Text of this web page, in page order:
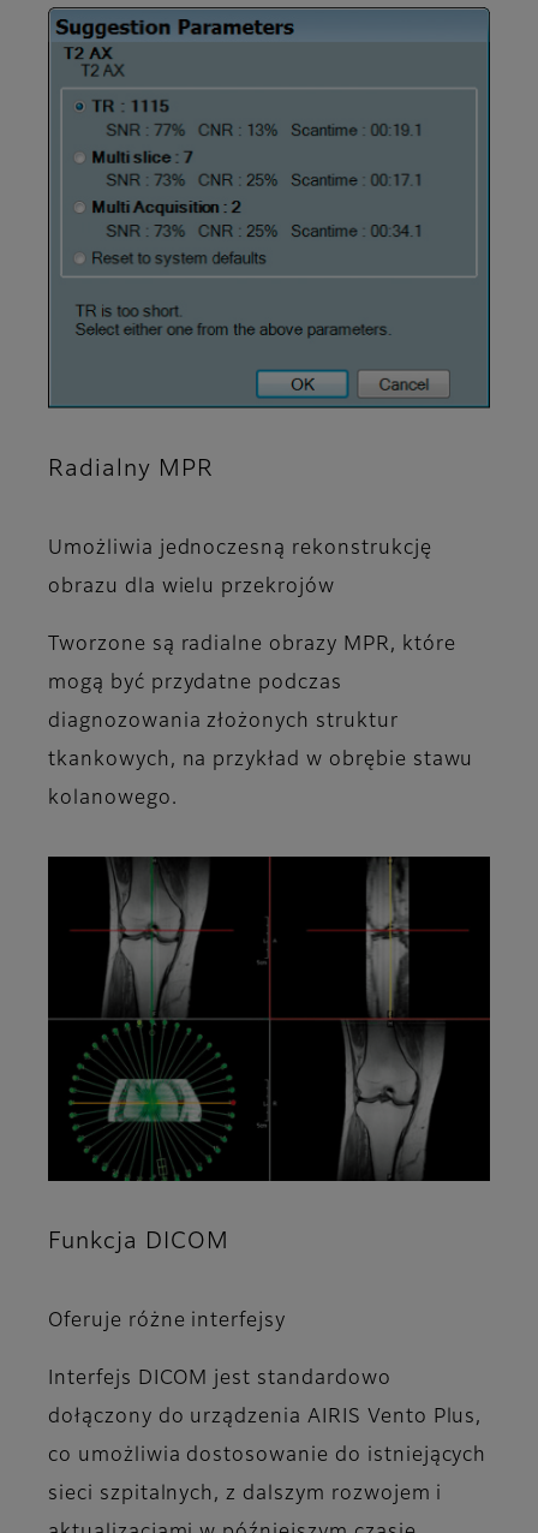
Radialny MPR
Umożliwia jednoczesną rekonstrukcję
obrazu dla wielu przekrojów
Tworzone są radialne obrazy MPR, które
mogą być przydatne podczas
diagnozowania złożonych struktur
tkankowych, na przykład w obrębie stawu
kolanowego.
Funkcja DICOM
Oferuje różne interfejsy
Interfejs DICOM jest standardowo
dołączony do urządzenia AIRIS Vento Plus,
co umożliwia dostosowanie do istniejących
sieci szpitalnych, z dalszym rozwojem i